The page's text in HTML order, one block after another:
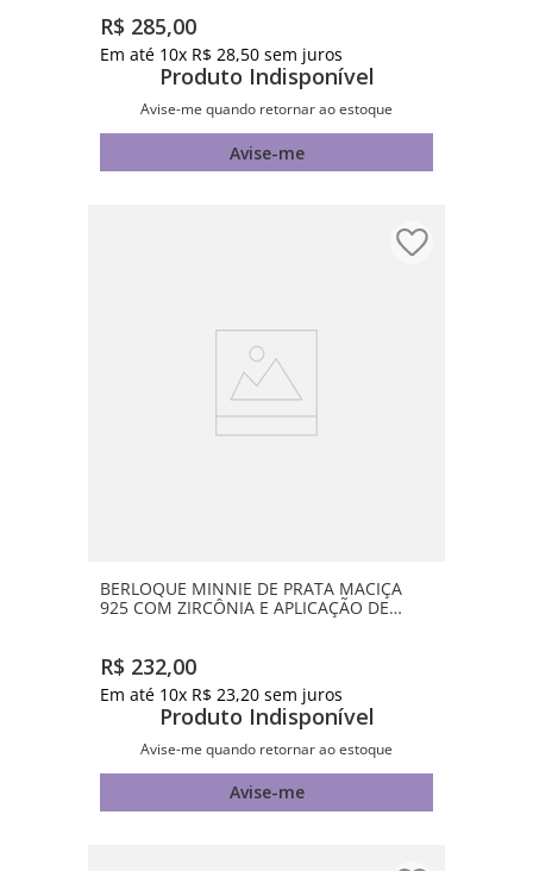
R$ 285,00
Em até 10x R$ 28,50 sem juros
Produto Indisponível
Avise-me quando retornar ao estoque
Avise-me
BERLOQUE MINNIE DE PRATA MACIÇA
925 COM ZIRCÔNIA E APLICAÇÃO DE
R$ 232,00
Em até 10x R$ 23,20 sem juros
Produto Indisponível
Avise-me quando retornar ao estoque
Avise-me